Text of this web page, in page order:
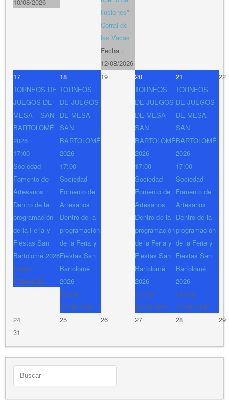
ilusiones"
Corral de
las Vacas
Fecha :
12/08/2026
17
TORNEOS DE
JUEGOS DE
MESA – SAN
BARTOLOMÉ
2026
17:00
Sociedad
Fomento de
Artesanos
Dentro de la
programación
de la Feria y
Fiestas San
Bartolomé 2026
Fecha :
17/08/2026
18
TORNEOS
DE JUEGOS
DE MESA –
SAN
BARTOLOMÉ
2026
17:00
Sociedad
Fomento de
Artesanos
Dentro de la
programación
de la Feria y
Fiestas San
Bartolomé
2026
Fecha :
18/08/2026
19
20
TORNEOS
DE JUEGOS
DE MESA –
SAN
BARTOLOMÉ
2026
17:00
Sociedad
Fomento de
Artesanos
Dentro de la
programación
de la Feria y
Fiestas San
Bartolomé
2026
Fecha :
20/08/2026
21
TORNEOS
DE JUEGOS
DE MESA –
SAN
BARTOLOMÉ
2026
17:00
Sociedad
Fomento de
Artesanos
Dentro de la
programación
de la Feria y
Fiestas San
Bartolomé
2026
Fecha :
21/08/2026
22
24 25 26 27 28
29
31